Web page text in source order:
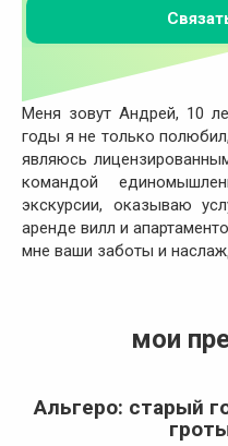
Меня зовут Андрей, 10
годы я не только
являюсь
командой
экскурсии, оказываю
аренде вилл и
мне ваши заботы и
мои
Альгеро: старый